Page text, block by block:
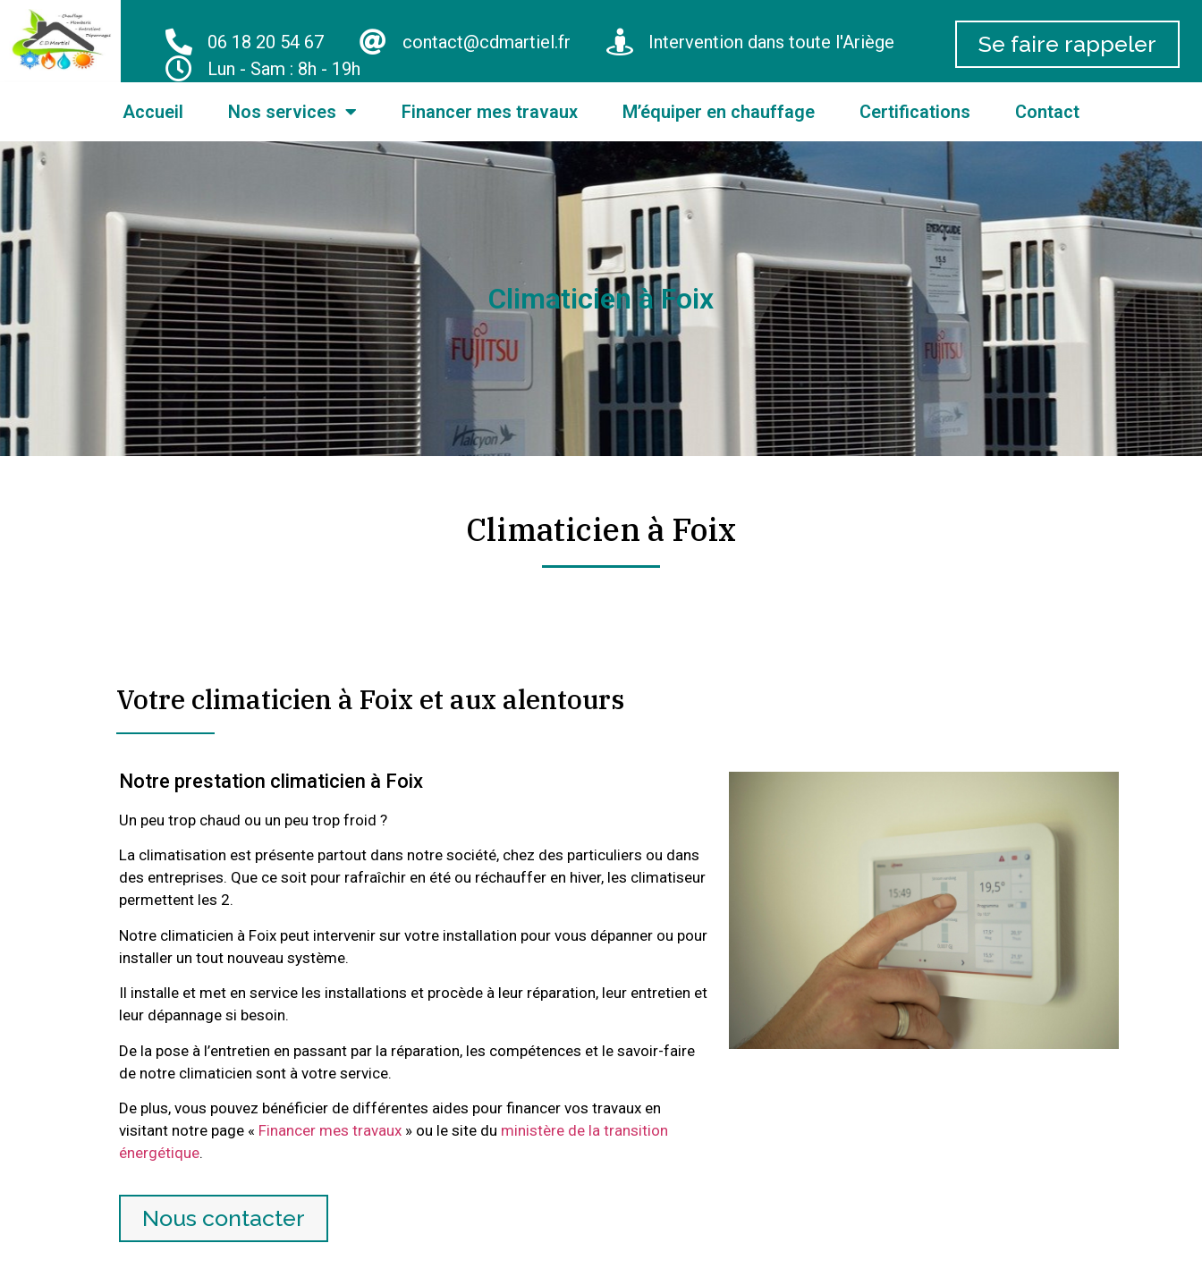
06 18 20 54 67 contact@cdmartiel.fr
Intervention dans toute l'Ariège
Lun - Sam : 8h - 19h
Se faire rappeler
Accueil Nos services Financer mes travaux M’équiper en chauffage Certifications Contact
Climaticien à Foix
Climaticien à Foix
Votre climaticien à Foix et aux alentours
Notre prestation climaticien à Foix
Un peu trop chaud ou un peu trop froid ?
La climatisation est présente partout dans notre société, chez des particuliers ou dans
des entreprises. Que ce soit pour rafraîchir en été ou réchauffer en hiver, les climatiseur
permettent les 2.
Notre climaticien à Foix peut intervenir sur votre installation pour vous dépanner ou pour
installer un tout nouveau système.
Il installe et met en service les installations et procède à leur réparation, leur entretien et
leur dépannage si besoin.
De la pose à l’entretien en passant par la réparation, les compétences et le savoir-faire
de notre climaticien sont à votre service.
De plus, vous pouvez bénéficier de différentes aides pour financer vos travaux en
visitant notre page « Financer mes travaux » ou le site du ministère de la transition
énergétique.
Nous contacter